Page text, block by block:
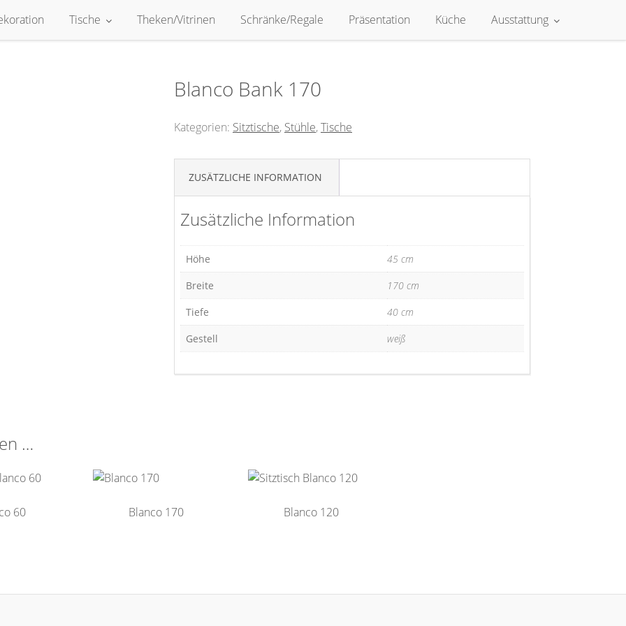
Tische Theken/Vitrinen Schränke/Regale Präsentation Küche Ausstattung
Blanco Bank 170
Kategorien: Sitztische, Stühle,Tische
ZUSÄTZLICHE INFORMATION
Zusätzliche Information
Höhe
45 cm
Breite
170 cm
Tiefe
40 cm
Gestell
weiß
…
60 Blanco 170 Blanco 120